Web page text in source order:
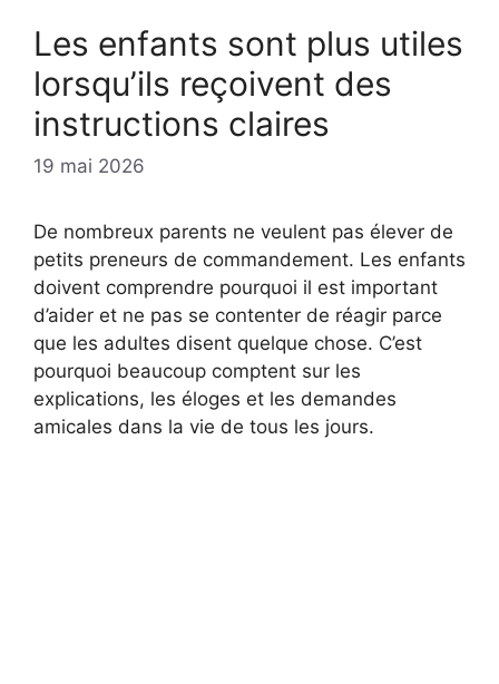
Les enfants sont plus utiles
lorsqu’ils reçoivent des
instructions claires
19 mai 2026
De nombreux parents ne veulent pas élever de
petits preneurs de commandement. Les enfants
doivent comprendre pourquoi il est important
d’aider et ne pas se contenter de réagir parce
que les adultes disent quelque chose. C’est
pourquoi beaucoup comptent sur les
explications, les éloges et les demandes
amicales dans la vie de tous les jours.